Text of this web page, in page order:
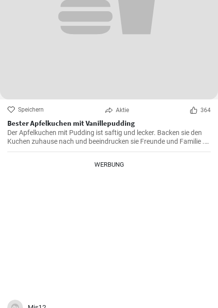
Speichern Aktie 364
Bester Apfelkuchen mit Vanillepudding
Der Apfelkuchen mit Pudding ist saftig und lecker. Backen sie den
Kuchen zuhause nach und beeindrucken sie Freunde und Familie .
Passend zur Herbstzeit in der Apfelernte.
WERBUNG